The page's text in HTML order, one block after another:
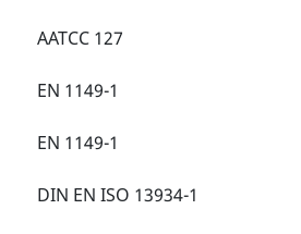
AATCC 127
EN 1149-1
EN 1149-1
DIN EN ISO 13934-1